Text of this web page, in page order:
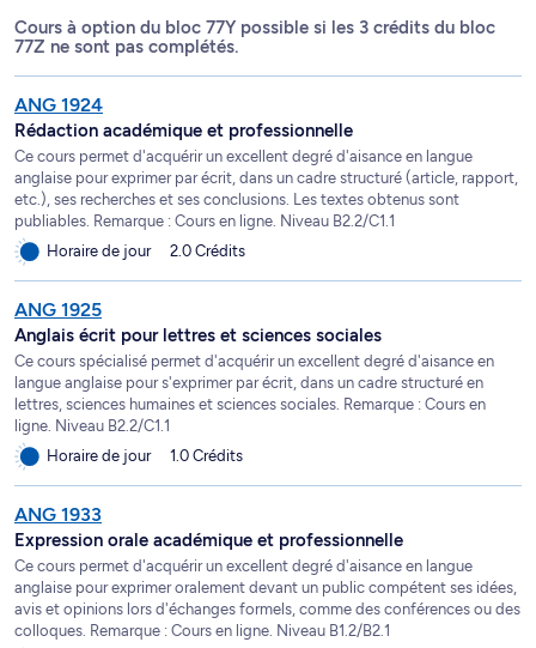
Cours à option du bloc 77Y possible si les 3 crédits du bloc
77Z ne sont pas complétés.
ANG 1924
Rédaction académique et professionnelle
Ce cours permet d'acquérir un excellent degré d'aisance en langue
anglaise pour exprimer par écrit, dans un cadre structuré (article, rapport,
etc.), ses recherches et ses conclusions. Les textes obtenus sont
publiables. Remarque : Cours en ligne. Niveau B2.2/C1.1
Horaire de jour
2.0 Crédits
ANG 1925
Anglais écrit pour lettres et sciences sociales
Ce cours spécialisé permet d'acquérir un excellent degré d'aisance en
langue anglaise pour s'exprimer par écrit, dans un cadre structuré en
lettres, sciences humaines et sciences sociales. Remarque : Cours en
ligne. Niveau B2.2/C1.1
Horaire de jour
1.0 Crédits
ANG 1933
Expression orale académique et professionnelle
Ce cours permet d'acquérir un excellent degré d'aisance en langue
anglaise pour exprimer oralement devant un public compétent ses idées,
avis et opinions lors d'échanges formels, comme des conférences ou des
colloques. Remarque : Cours en ligne. Niveau B1.2/B2.1